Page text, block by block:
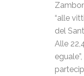
“alle
del
Alle